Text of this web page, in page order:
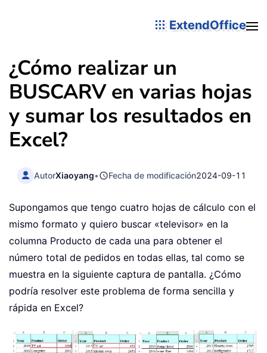
ExtendOffice
¿Cómo realizar un
BUSCARV en varias hojas
y sumar los resultados en
Excel?
AutorXiaoyang• Fecha de modificación2024-09-11
Supongamos que tengo cuatro hojas de cálculo con el
mismo formato y quiero buscar «televisor» en la
columna Producto de cada una para obtener el
número total de pedidos en todas ellas, tal como se
muestra en la siguiente captura de pantalla. ¿Cómo
podría resolver este problema de forma sencilla y
rápida en Excel?